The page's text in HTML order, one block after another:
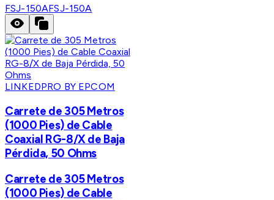
FSJ-150AFSJ-150A
LINKEDPRO BY EPCOM
Carrete de 305 Metros
(1000 Pies) de Cable
Coaxial RG-8/X de Baja
Pérdida, 50 Ohms
Carrete de 305 Metros
(1000 Pies) de Cable